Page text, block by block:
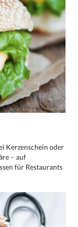
Kerzenschein oder
– auf
für Restaurants